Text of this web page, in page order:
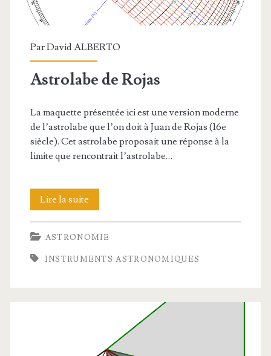
ParDavid ALBERTO
Astrolabe de Rojas
La maquette présentée ici est une version moderne
de l’astrolabe que l’on doit à Juan de Rojas (16e
siècle). Cet astrolabe proposait une réponse à la
limite que rencontrait l’astrolabe…
Lire la suite
de
Rojas
ASTRONOMIE
INSTRUMENTS ASTRONOMIQUES